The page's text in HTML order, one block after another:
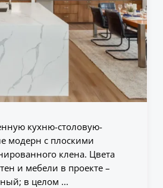
кухню-столовую-
модерн с плоскими
клена. Цвета
и мебели в проекте –
в целом ...